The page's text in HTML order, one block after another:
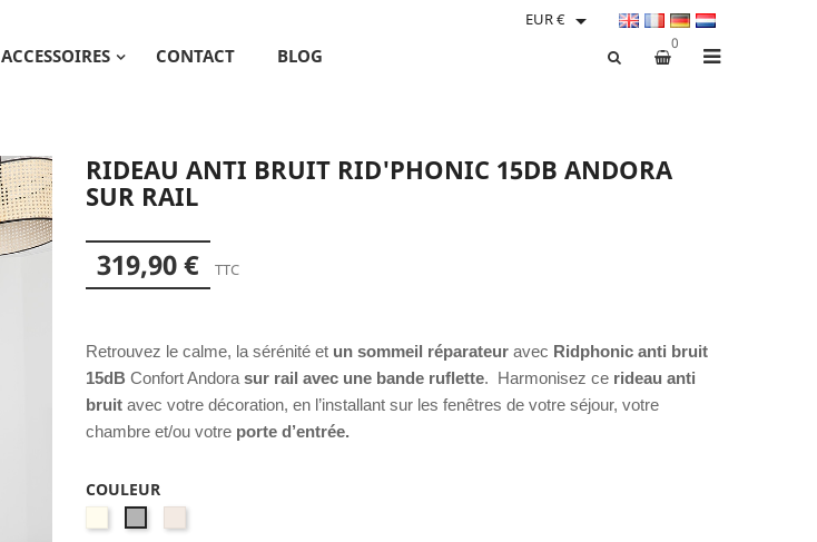
ACCESSOIRES CONTACT BLOG
0
EUR € 
RIDEAU ANTI BRUIT RID'PHONIC 15DB ANDORA
SUR RAIL
319,90 € TTC
Retrouvez le calme, la sérénité et un sommeil réparateur avec Ridphonic anti bruit
15dB Confort Andora sur rail avec une bande ruflette. Harmonisez ce rideau anti
bruit avec votre décoration, en l’installant sur les fenêtres de votre séjour, votre
chambre et/ou votre porte d’entrée.
COULEUR